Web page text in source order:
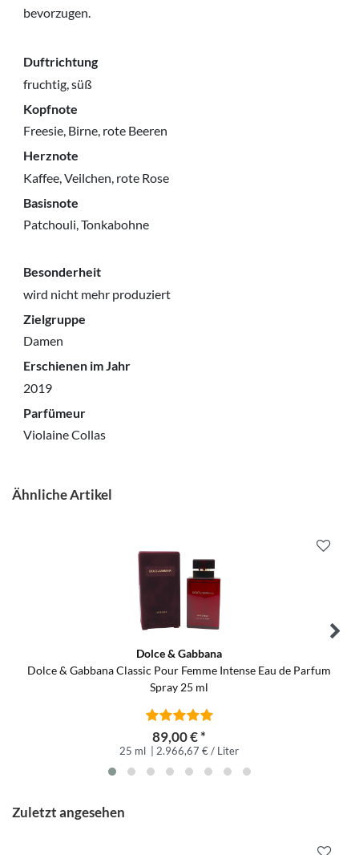
bevorzugen.
Duftrichtung
fruchtig, süß
Kopfnote
Freesie, Birne, rote Beeren
Herznote
Kaffee, Veilchen, rote Rose
Basisnote
Patchouli, Tonkabohne
Besonderheit
wird nicht mehr produziert
Zielgruppe
Damen
Erschienen im Jahr
2019
Parfümeur
Violaine Collas
Ähnliche Artikel
Dolce & Gabbana
Dolce & Gabbana Classic Pour Femme Intense Eau de Parfum
Spray 25 ml
89,00 € *
25 ml | 2.966,67 € / Liter
Zuletzt angesehen